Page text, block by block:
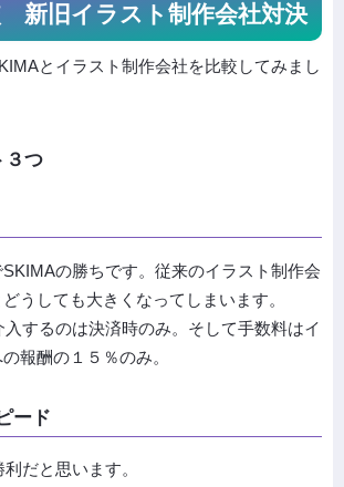
新旧イラスト制作会社対決
とイラスト制作会社を比較してみまし
３つ
の勝ちです。従来のイラスト制作会
うしても大きくなってしまいます。
するのは決済時のみ。そして手数料はイ
報酬の１５％のみ。
ード
だと思います。